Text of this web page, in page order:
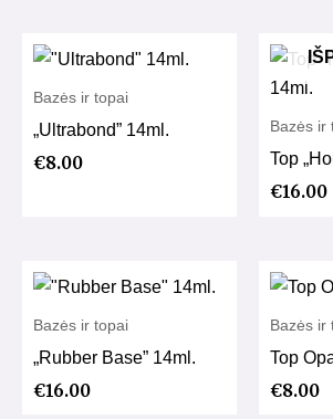
Bazės ir topai
„Ultrabond” 14ml.
€8.00
Bazės ir
Top
€16.00
Bazės ir topai
„Rubber Base” 14ml.
€16.00
Bazės ir
Top
€8.00